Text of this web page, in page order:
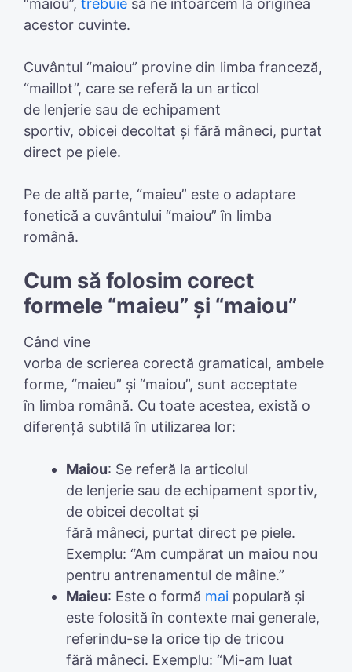
“maiou”, trebuie să ne întoarcem la originea
acestor cuvinte.
Cuvântul “maiou” provine din limba franceză,
“maillot”, care se referă la un articol
de lenjerie sau de echipament
sportiv, obicei decoltat și fără mâneci, purtat
direct pe piele.
Pe de altă parte, “maieu” este o adaptare
fonetică a cuvântului “maiou” în limba
română.
Cum să folosim corect
formele “maieu” și “maiou”
Când vine
vorba de scrierea corectă gramatical, ambele
forme, “maieu” și “maiou”, sunt acceptate
în limba română. Cu toate acestea, există o
diferență subtilă în utilizarea lor:
Maiou: Se referă la articolul
de lenjerie sau de echipament sportiv,
de obicei decoltat și
fără mâneci, purtat direct pe piele.
Exemplu: “Am cumpărat un maiou nou
pentru antrenamentul de mâine.”
Maieu: Este o formă mai populară și
este folosită în contexte mai generale,
referindu-se la orice tip de tricou
fără mâneci. Exemplu: “Mi-am luat